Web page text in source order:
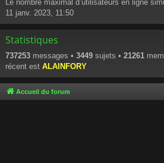
Le nombre maximal d’utilisateurs en ligne
11 janv. 2023, 11:50
Statistiques
737253 messages • 3449 sujets • 21261
récent est ALAINFORY
Accueil du forum